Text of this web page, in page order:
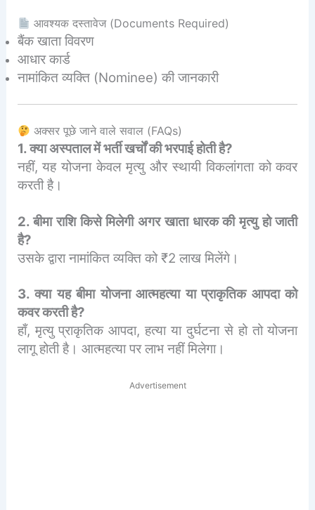
आवश्यक दस्तावेज (Documents Required)
बैंक खाता विवरण
आधार कार्ड
नामांकित व्यक्ति (Nominee) की जानकारी
अक्सर पूछे जाने वाले सवाल (FAQs)
1. क्या अस्पताल में भर्ती खर्चों की भरपाई होती है?
नहीं, यह योजना केवल मृत्यु और स्थायी विकलांगता को कवर
करती है।
2. बीमा राशि किसे मिलेगी अगर खाता धारक की मृत्यु हो जाती
है?
उसके द्वारा नामांकित व्यक्ति को ₹2 लाख मिलेंगे।
3. क्या यह बीमा योजना आत्महत्या या प्राकृतिक आपदा को
कवर करती है?
हाँ, मृत्यु प्राकृतिक आपदा, हत्या या दुर्घटना से हो तो योजना
लागू होती है। आत्महत्या पर लाभ नहीं मिलेगा।
Advertisement